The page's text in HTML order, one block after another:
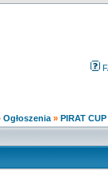
Ogłoszenia » PIRAT CUP